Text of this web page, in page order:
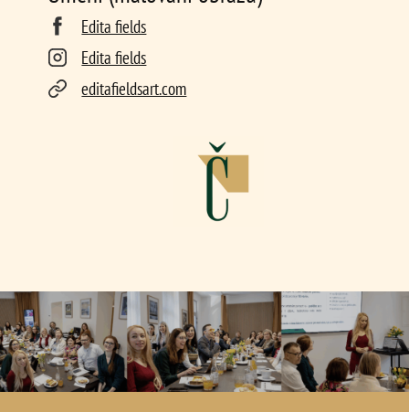
Edita fields
Edita fields
editafieldsart.com